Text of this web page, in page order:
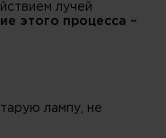
лучей
этого процесса –
лампу, не